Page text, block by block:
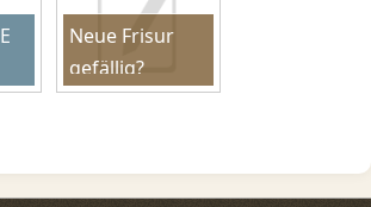
Neue Frisur
gefällig?